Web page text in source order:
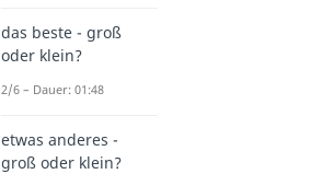
das beste - groß
oder klein?
2/6 – Dauer: 01:48
etwas anderes -
groß oder klein?